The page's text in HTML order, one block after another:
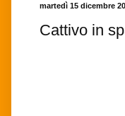
martedì 15 dicembre
Cattivo in